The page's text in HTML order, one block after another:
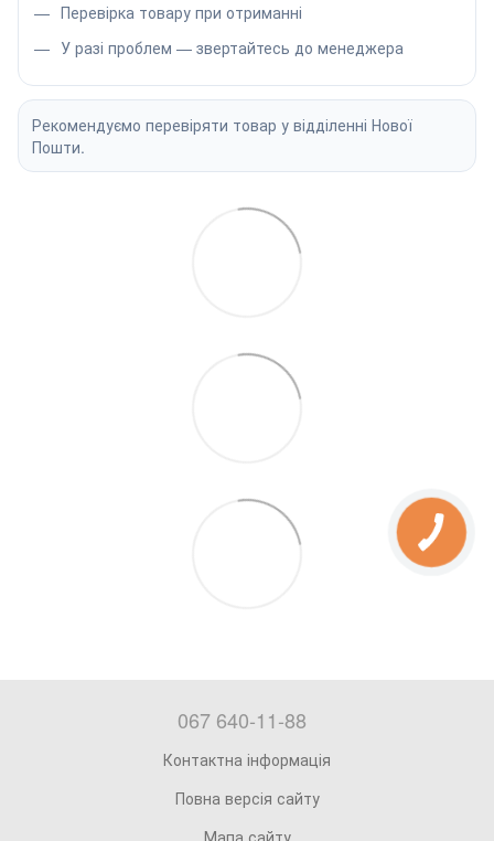
Перевірка товару при отриманні
У разі проблем — звертайтесь до менеджера
Рекомендуємо перевіряти товар у відділенні Нової
Пошти.
067 640-11-88
Контактна інформація
Повна версія сайту